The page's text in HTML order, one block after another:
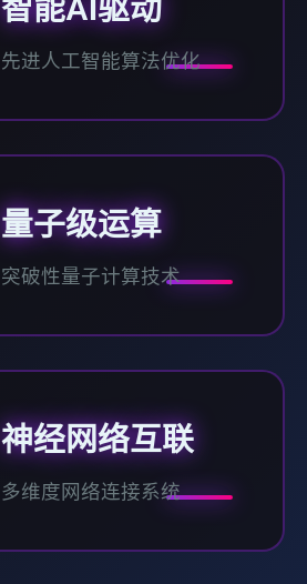
智能AI驱动
先进人工智能算法优化
量子级运算
突破性量子计算技术
神经网络互联
多维度网络连接系统